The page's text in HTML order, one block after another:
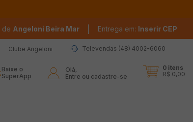
de Angeloni Beira Mar Entrega em: Inserir CEP
Clube Angeloni Televendas (48) 4002-6060
Baixe o
SuperApp
Olá,
Entre ou cadastre-se
0 itens
R$ 0,00